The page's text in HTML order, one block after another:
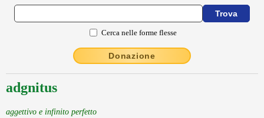
Cerca nelle forme flesse
Donazione
adgnitus
aggettivo e infinito perfetto